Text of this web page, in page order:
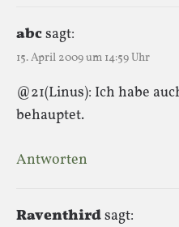
abcsagt:
15. April 2009 um 14:59 Uhr
@21(Linus): Ich habe
behauptet.
Antworten
Raventhirdsagt: